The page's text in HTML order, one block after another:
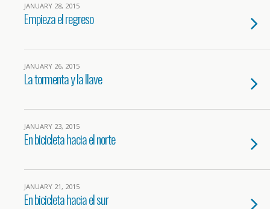
JANUARY 28, 2015
Empieza el regreso
JANUARY 26, 2015
La tormenta y la llave
JANUARY 23, 2015
En bicicleta hacia el norte
JANUARY 21, 2015
En bicicleta hacia el sur